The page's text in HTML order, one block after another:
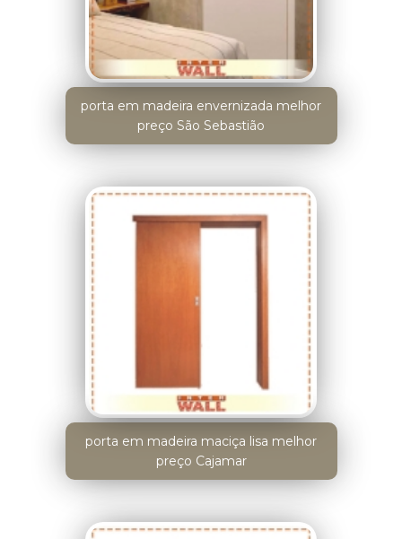
porta em madeira envernizada melhor
preço São Sebastião
porta em madeira maciça lisa melhor
preço Cajamar